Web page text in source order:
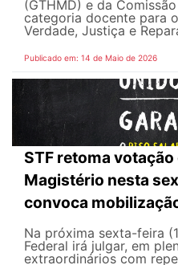
(GTHMD) e da
categoria docente para
Verdade, Justiça e
Publicado em: 14 de Maio de 2026
STF retoma votação
Magistério nesta
convoca
Na próxima sexta-feira
Federal irá julgar, em
extraordinários com